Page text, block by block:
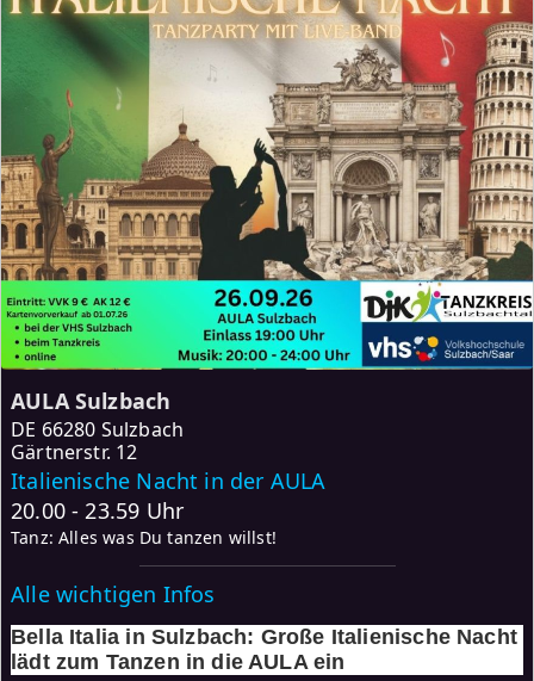
AULA Sulzbach
DE 66280 Sulzbach
Gärtnerstr. 12
Italienische Nacht in der AULA
20.00 - 23.59 Uhr
Tanz: Alles was Du tanzen willst!
Alle wichtigen Infos
Bella Italia in Sulzbach: Große Italienische Nacht
lädt zum Tanzen in die AULA ein